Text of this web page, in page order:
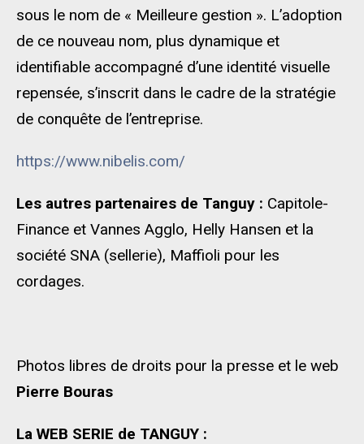
sous le nom de « Meilleure gestion ». L’adoption
de ce nouveau nom, plus dynamique et
identifiable accompagné d’une identité visuelle
repensée, s’inscrit dans le cadre de la stratégie
de conquête de l’entreprise.
https://www.nibelis.com/
Les autres partenaires de Tanguy : Capitole-
Finance et Vannes Agglo, Helly Hansen et la
société SNA (sellerie), Maffioli pour les
cordages.
Photos libres de droits pour la presse et le web
Pierre Bouras
La WEB SERIE de TANGUY :